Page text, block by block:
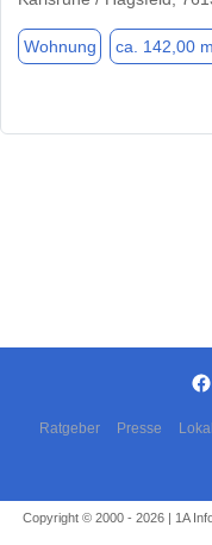
Wohnung ca. 142,00
Ratgeber Presse
Copyright © 2000 - 2026 | 1A